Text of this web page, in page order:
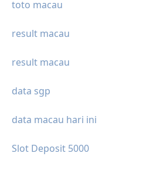
toto macau
result macau
result macau
data sgp
data macau hari ini
Slot Deposit 5000